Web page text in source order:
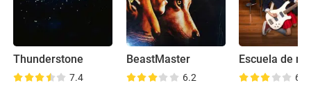
Thunderstone
7.4
BeastMaster
6.2
Escuela de
6.1